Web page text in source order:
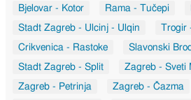
Bjelovar - Kotor
Rama - Tučepi
Stadt Zagreb - Ulcinj - Ulqin
Trogir
Crikvenica - Rastoke
Slavonski
Stadt Zagreb - Split
Zagreb - Sveti
Zagreb - Petrinja
Zagreb - Čazma